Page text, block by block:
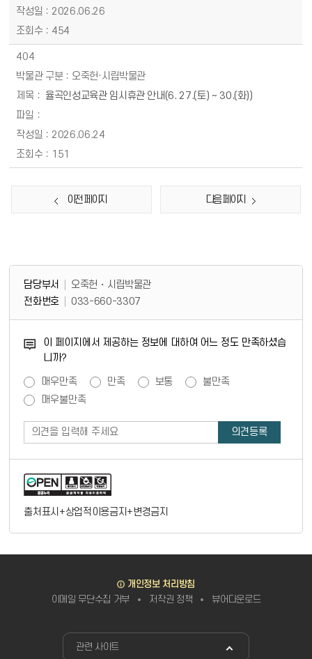
2026.06.26
454
404
오죽헌·시립박물관
율곡인성교육관 임시휴관 안내(6. 27.(토) ~ 30.(화))
2026.06.24
151
이전 페이지 다음 페이지
담당부서 정보 & 컨텐츠 만족도 조사 & 공공저작물 자유이용 허락 표시 담당부서 정보
담당부서
오죽헌・시립박물관
전화번호
033-660-3307
이 페이지에서 제공하는 정보에 대하여 어느 정도 만족하셨습
니까?
매우만족 만족 보통
불만족
매우불만족
출처표시+상업적이용금지+변경금지
개인정보 처리방침
이메일 무단수집 거부
저작권 정책 뷰어다운로드
관련 사이트